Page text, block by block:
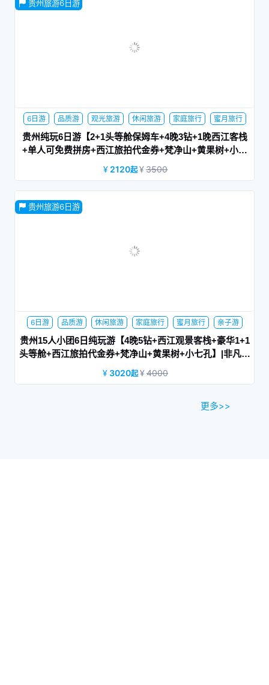
饱览贵州景区TOP榜前十景点，游山玩水，体验值满分。
贵州旅游6日游
绿水青山，云飞雾绕，多彩贵州皆美境。
6日游 品质游 观光旅游 休闲旅游 家庭旅行
蜜月旅行
亲子游
游学旅行 网红景点
贵州纯玩6日游【2+1头等舱保姆车+4晚3钻+1晚西江客栈
+单人可免费拼房+西江旅拍代金券+梵净山+黄果树+小七
孔+镇远古镇】|惠选梵净山
2120起 3500
贵州旅游6日游
贵州旅游新概念，一次出行，体验贵州精华景点，光阴荏苒，
6日游 品质游 休闲旅游 家庭旅行 蜜月旅行 亲子游
贵州15人小团6日纯玩游【4晚5钻+西江观景客栈+豪华1+1
头等舱+西江旅拍代金券+梵净山+黄果树+小七孔】|非凡梵
净山
3020起 4000
更多>>